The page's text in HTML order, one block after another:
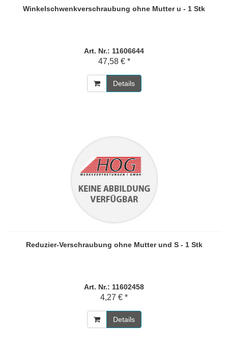
Winkelschwenkverschraubung ohne Mutter u - 1 Stk
Art. Nr.: 11606644
47,58 € *
Details
Reduzier-Verschraubung ohne Mutter und S - 1 Stk
Art. Nr.: 11602458
4,27 € *
Details